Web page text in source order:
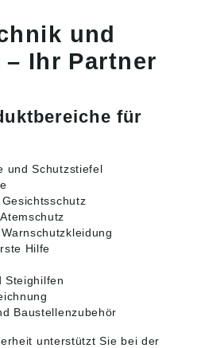
und
Ihr Partner
für
und Schutzstiefel
Hilfe
Steighilfen
Baustellenzubehör
unterstützt Sie bei der